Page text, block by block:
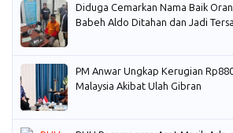
Diduga Cemarkan Nama Baik
Babeh Aldo Ditahan dan Jadi
PM Anwar Ungkap Kerugian
Malaysia Akibat Ulah Gibran